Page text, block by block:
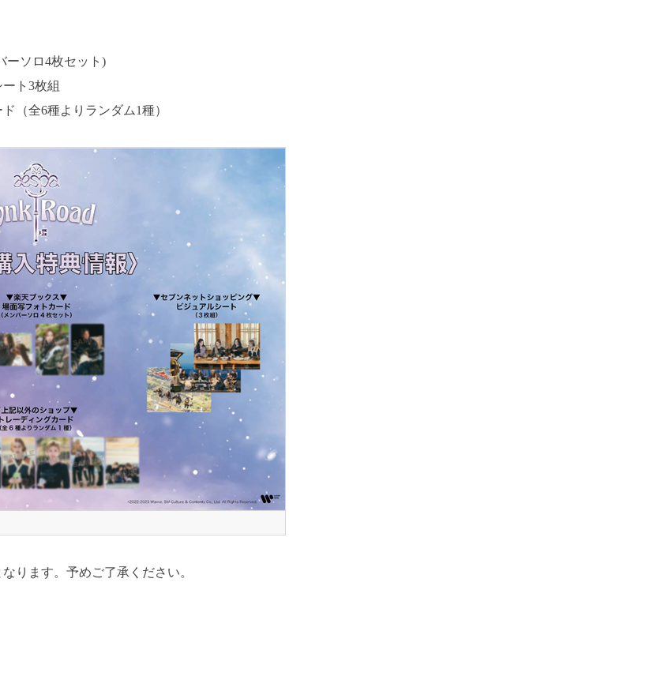
ーソロ4枚セット)
ト3枚組
（全6種よりランダム1種）
ります。予めご了承ください。